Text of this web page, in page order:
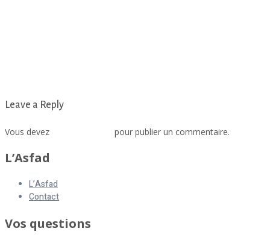
Leave a Reply
Vous devez pour publier un commentaire.
L’Asfad
L’Asfad
Contact
Vos questions